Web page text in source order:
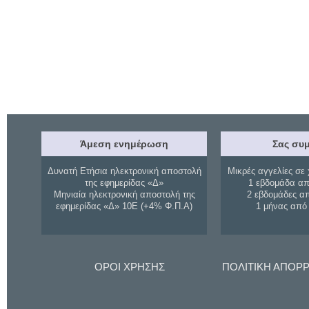
Άμεση ενημέρωση
Δυνατή Ετήσια ηλεκτρονική αποστολή
της εφημερίδας «Δ»
Μηνιαία ηλεκτρονική αποστολή της
εφημερίδας «Δ» 10Ε (+4% Φ.Π.Α)
Σας
Μικρές αγγελίες σε
1 εβδομάδα
2 εβδομάδες
1 μήνας
ΟΡΟΙ ΧΡΗΣΗΣ ΠΟΛΙΤΙΚΗ